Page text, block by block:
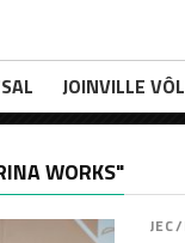
JOINVILLE
WORKS"